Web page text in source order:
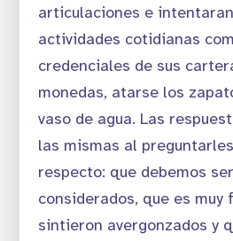
articulaciones e
actividades cotidianas
credenciales de sus
monedas, atarse los
vaso de agua. Las
las mismas al
respecto: que debemos
considerados, que es
sintieron avergonzados y